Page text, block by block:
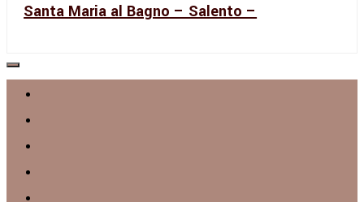
Santa Maria al Bagno – Salento –